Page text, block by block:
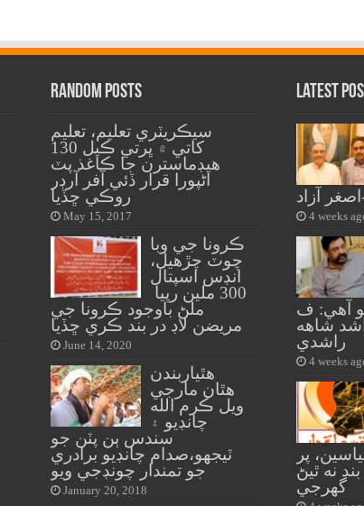
Random Posts
سيڪريٽري تعليم، تعليم
کاتي ۾ ڀرتي ڪيل 130
هيڊماسترن جا ڪاغذ پٽ
اڻپورا قرار ڏئي آفر آرڊر
روڪي ڇڏيا
May 15, 2017
ڪرونا جي وبا
چوٽ چڙهيل،
انڊس اسپتال
300 ملين رپيا
ملڻ باوجود ڪرونا جي
مريضن لاڊ در بند ڪري ڇڏيا
June 14, 2020
هٿياربندن
هٿان مارجي
ويل ڪرم الله
چانڊيو ۽
سندس ٻن پٽن جو
ٽيجهو،صدام چانڊيو برادري
جو تمندار چونڊجي ويو
January 20, 2018
Latest
اصغر آزاد
4 weeks
آهي: ف
شاهه
راشدي
4 weeks
پر
نه ٿيڻ
گهرجي